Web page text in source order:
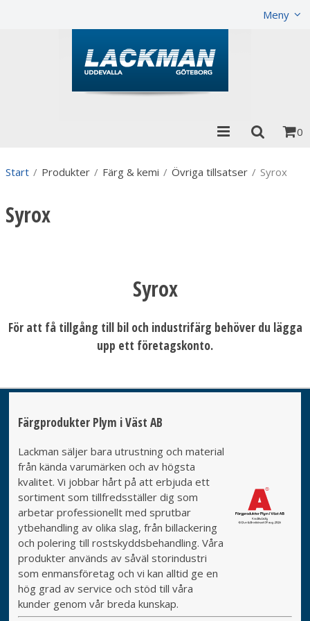
Meny
0
Start / Produkter / Färg & kemi / Övriga tillsatser / Syrox
Syrox
Syrox
För att få tillgång till bil och industrifärg behöver du lägga
upp ett företagskonto.
Färgprodukter Plym i Väst AB
Lackman säljer bara utrustning och material
från kända varumärken och av högsta
kvalitet. Vi jobbar hårt på att erbjuda ett
sortiment som tillfredsställer dig som
arbetar professionellt med sprutbar
ytbehandling av olika slag, från billackering
och polering till rostskyddsbehandling. Våra
produkter används av såväl storindustri
som enmansföretag och vi kan alltid ge en
hög grad av service och stöd till våra
kunder genom vår breda kunskap.